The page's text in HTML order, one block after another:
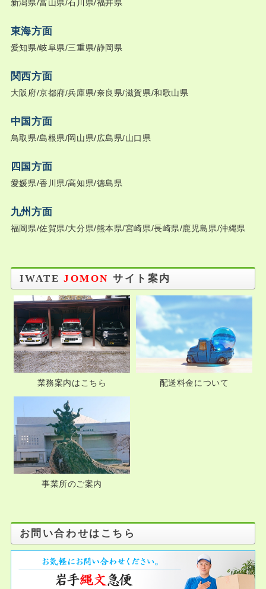
新潟県/富山県/石川県/福井県
東海方面
愛知県/岐阜県/三重県/静岡県
関西方面
大阪府/京都府/兵庫県/奈良県/滋賀県/和歌山県
中国方面
鳥取県/島根県/岡山県/広島県/山口県
四国方面
愛媛県/香川県/高知県/徳島県
九州方面
福岡県/佐賀県/大分県/熊本県/宮崎県/長崎県/鹿児島県/沖縄県
IWATEJOMON サイト案内
業務案内はこちら 配送料金について
事業所のご案内
お問い合わせはこちら